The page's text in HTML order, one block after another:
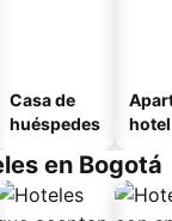
Casa de
huéspedes
hotel
en Bogotá